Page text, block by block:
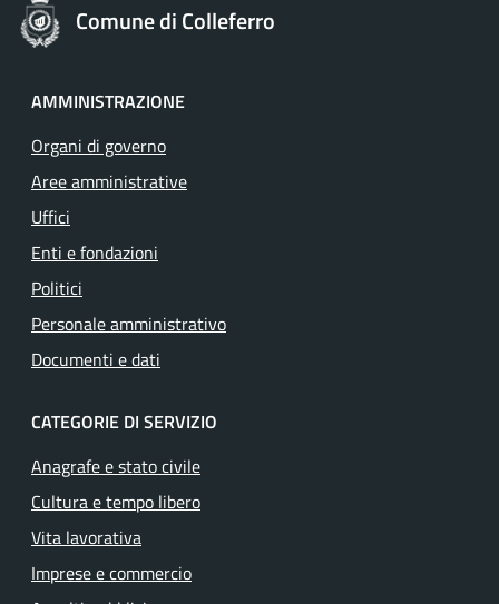
Comune di Colleferro
AMMINISTRAZIONE
Organi di governo
Aree amministrative
Uffici
Enti e fondazioni
Politici
Personale amministrativo
Documenti e dati
CATEGORIE DI SERVIZIO
Anagrafe e stato civile
Cultura e tempo libero
Vita lavorativa
Imprese e commercio